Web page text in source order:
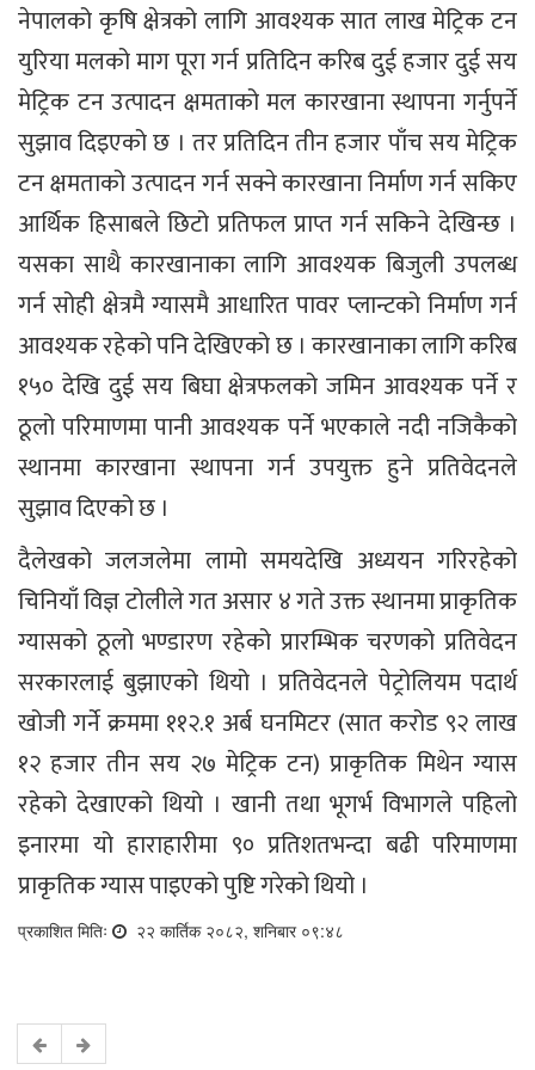
नेपालको कृषि क्षेत्रको लागि आवश्यक सात लाख मेट्रिक टन
युरिया मलको माग पूरा गर्न प्रतिदिन करिब दुई हजार दुई सय
मेट्रिक टन उत्पादन क्षमताको मल कारखाना स्थापना गर्नुपर्ने
सुझाव दिइएको छ । तर प्रतिदिन तीन हजार पाँच सय मेट्रिक
टन क्षमताको उत्पादन गर्न सक्ने कारखाना निर्माण गर्न सकिए
आर्थिक हिसाबले छिटो प्रतिफल प्राप्त गर्न सकिने देखिन्छ ।
यसका साथै कारखानाका लागि आवश्यक बिजुली उपलब्ध
गर्न सोही क्षेत्रमै ग्यासमै आधारित पावर प्लान्टको निर्माण गर्न
आवश्यक रहेको पनि देखिएको छ । कारखानाका लागि करिब
१५० देखि दुई सय बिघा क्षेत्रफलको जमिन आवश्यक पर्ने र
ठूलो परिमाणमा पानी आवश्यक पर्ने भएकाले नदी नजिकैको
स्थानमा कारखाना स्थापना गर्न उपयुक्त हुने प्रतिवेदनले
सुझाव दिएको छ ।
दैलेखको जलजलेमा लामो समयदेखि अध्ययन गरिरहेको
चिनियाँ विज्ञ टोलीले गत असार ४ गते उक्त स्थानमा प्राकृतिक
ग्यासको ठूलो भण्डारण रहेको प्रारम्भिक चरणको प्रतिवेदन
सरकारलाई बुझाएको थियो । प्रतिवेदनले पेट्रोलियम पदार्थ
खोजी गर्ने क्रममा ११२.१ अर्ब घनमिटर (सात करोड ९२ लाख
१२ हजार तीन सय २७ मेट्रिक टन) प्राकृतिक मिथेन ग्यास
रहेको देखाएको थियो । खानी तथा भूगर्भ विभागले पहिलो
इनारमा यो हाराहारीमा ९० प्रतिशतभन्दा बढी परिमाणमा
प्राकृतिक ग्यास पाइएको पुष्टि गरेको थियो ।
प्रकाशित मितिः २२ कार्तिक २०८२, शनिबार ०९:४८